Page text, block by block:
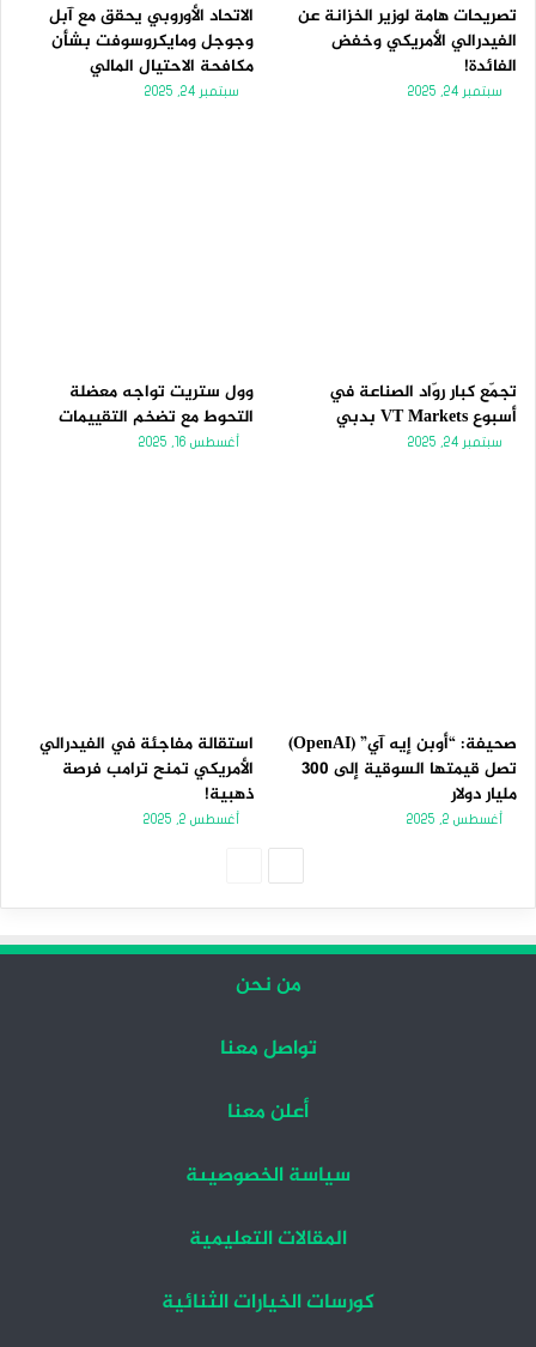
تصريحات هامة لوزير الخزانة عن
الفيدرالي الأمريكي وخفض
الفائدة!
سبتمبر 24, 2025
الاتحاد الأوروبي يحقق مع آبل
وجوجل ومايكروسوفت بشأن
مكافحة الاحتيال المالي
سبتمبر 24, 2025
تجمّع كبار روّاد الصناعة في
أسبوع VT Markets بدبي
سبتمبر 24, 2025
وول ستريت تواجه معضلة
التحوط مع تضخم التقييمات
أغسطس 16, 2025
صحيفة: “أوبن إيه آي” (OpenAI)
تصل قيمتها السوقية إلى 300
مليار دولار
أغسطس 2, 2025
استقالة مفاجئة في الفيدرالي
الأمريكي تمنح ترامب فرصة
ذهبية!
أغسطس 2, 2025
من نحن
تواصل معنا
أعلن معنا
سياسة الخصوصيىة
المقالات التعليمية
كورسات الخيارات الثنائية